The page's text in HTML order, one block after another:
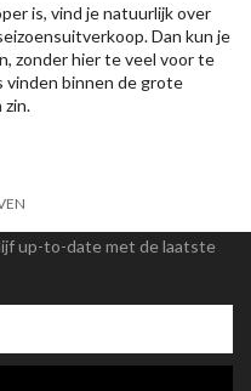
is, vind je natuurlijk over
Dan kun je
zonder hier te veel voor te
vinden binnen de grote
zin.
up-to-date met de laatste